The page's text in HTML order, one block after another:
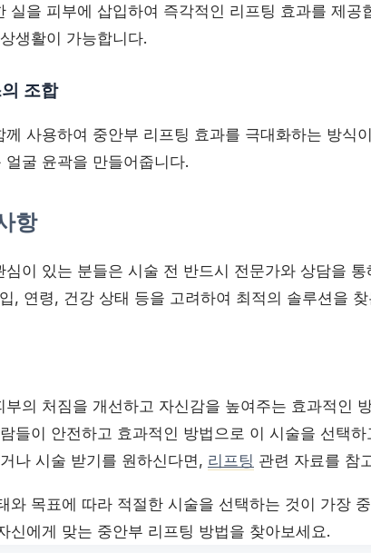
실을 피부에 삽입하여 즉각적인 리프팅 효과를 제공
생활이 가능합니다.
조합
께 사용하여 중안부 리프팅 효과를 극대화하는 방식
얼굴 윤곽을 만들어줍니다.
항
심이 있는 분들은 시술 전 반드시 전문가와 상담을
, 연령, 건강 상태 등을 고려하여 최적의 솔루션을
부의 처짐을 개선하고 자신감을 높여주는 효과적인
들이 안전하고 효과적인 방법으로 이 시술을 선택
나 시술 받기를 원하신다면, 리프팅 관련 자료를 참
와 목표에 따라 적절한 시술을 선택하는 것이 가장
신에게 맞는 중안부 리프팅 방법을 찾아보세요.